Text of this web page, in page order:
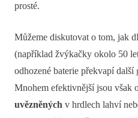
prosté.
Můžeme diskutovat o tom, jak
(například žvýkačky okolo 50
odhozené baterie překvapí další
Mnohem efektivnější jsou však
uvězněných v hrdlech lahví